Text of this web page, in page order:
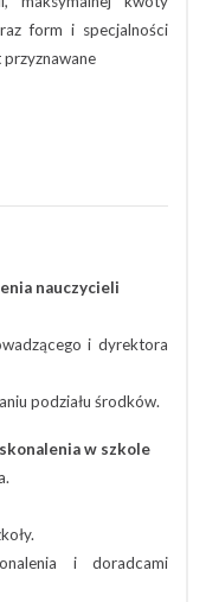
form i specjalności
przyznawane
nauczycieli
i dyrektora
podziału środków.
w szkole
i doradcami